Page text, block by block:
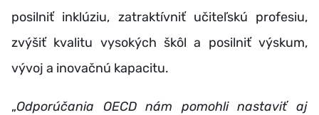
posilniť inklúziu, zatraktívniť učiteľskú profesiu,
zvýšiť kvalitu vysokých škôl a posilniť výskum,
vývoj a inovačnú kapacitu.
„Odporúčania OECD nám pomohli nastaviť aj